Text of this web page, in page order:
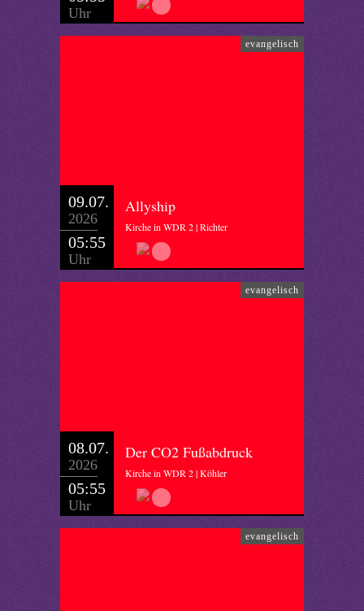
Uhr
evangelisch
09.07.
2026
05:55
Uhr
Allyship
Kirche in WDR 2 | Richter
evangelisch
08.07.
2026
05:55
Uhr
Der CO2 Fußabdruck
Kirche in WDR 2 | Köhler
evangelisch